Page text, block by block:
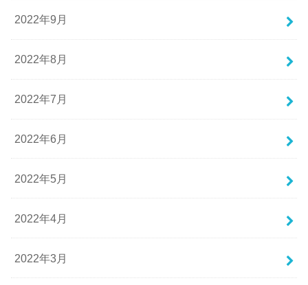
2022年9月
2022年8月
2022年7月
2022年6月
2022年5月
2022年4月
2022年3月